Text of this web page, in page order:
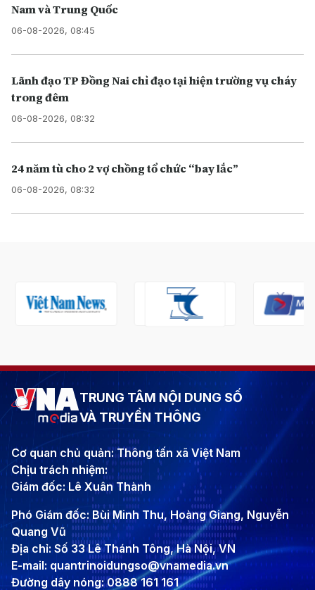
Nam và Trung Quốc
06-08-2026, 08:45
Lãnh đạo TP Đồng Nai chỉ đạo tại hiện trường vụ cháy
trong đêm
06-08-2026, 08:32
24 năm tù cho 2 vợ chồng tổ chức “bay lắc”
06-08-2026, 08:32
TRUNG TÂM NỘI DUNG SỐ
VÀ TRUYỀN THÔNG
Cơ quan chủ quản: Thông tấn xã Việt Nam
Chịu trách nhiệm:
Giám đốc: Lê Xuân Thành
Phó Giám đốc: Bùi Minh Thu, Hoàng Giang, Nguyễn
Quang Vũ
Địa chỉ: Số 33 Lê Thánh Tông, Hà Nội, VN
E-mail: quantrinoidungso@vnamedia.vn
Đường dây nóng: 0888 161 161